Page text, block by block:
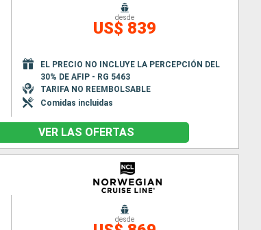
desde
US$ 839
EL PRECIO NO INCLUYE LA PERCEPCIÓN DEL
30% DE AFIP - RG 5463
TARIFA NO REEMBOLSABLE
Comidas incluidas
VER LAS OFERTAS
desde